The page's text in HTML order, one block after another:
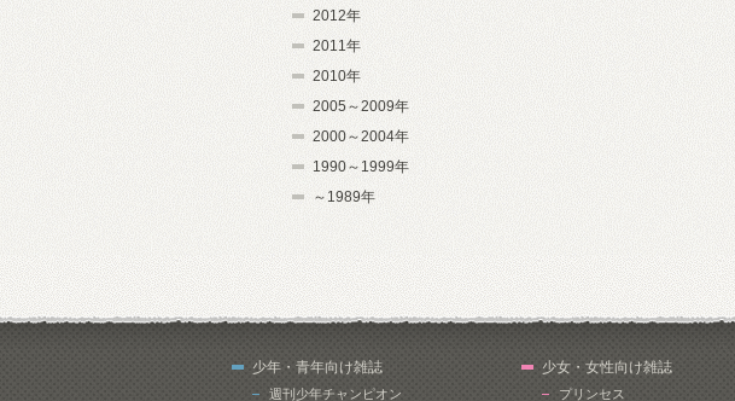
2012年
2011年
2010年
2005～2009年
2000～2004年
1990～1999年
～1989年
少年・青年向け雑誌
週刊少年チャンピオン
少女・女性向け雑誌
プリンセス